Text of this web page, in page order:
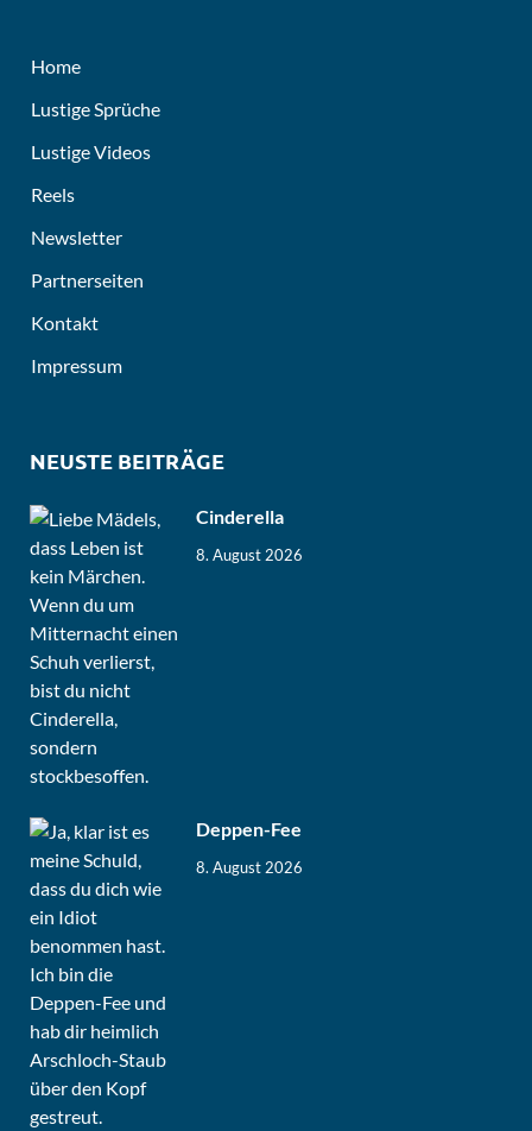
Home
Lustige Sprüche
Lustige Videos
Reels
Newsletter
Partnerseiten
Kontakt
Impressum
NEUSTE BEITRÄGE
Cinderella
8. August 2026
Deppen-Fee
8. August 2026